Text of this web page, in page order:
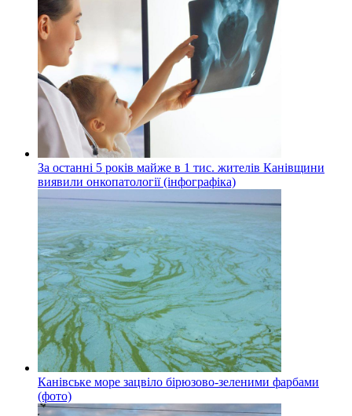
За останні 5 років майже в 1 тис. жителів Канівщини
виявили онкопатології (інфографіка)
Канівське море зацвіло бірюзово-зеленими фарбами
(фото)